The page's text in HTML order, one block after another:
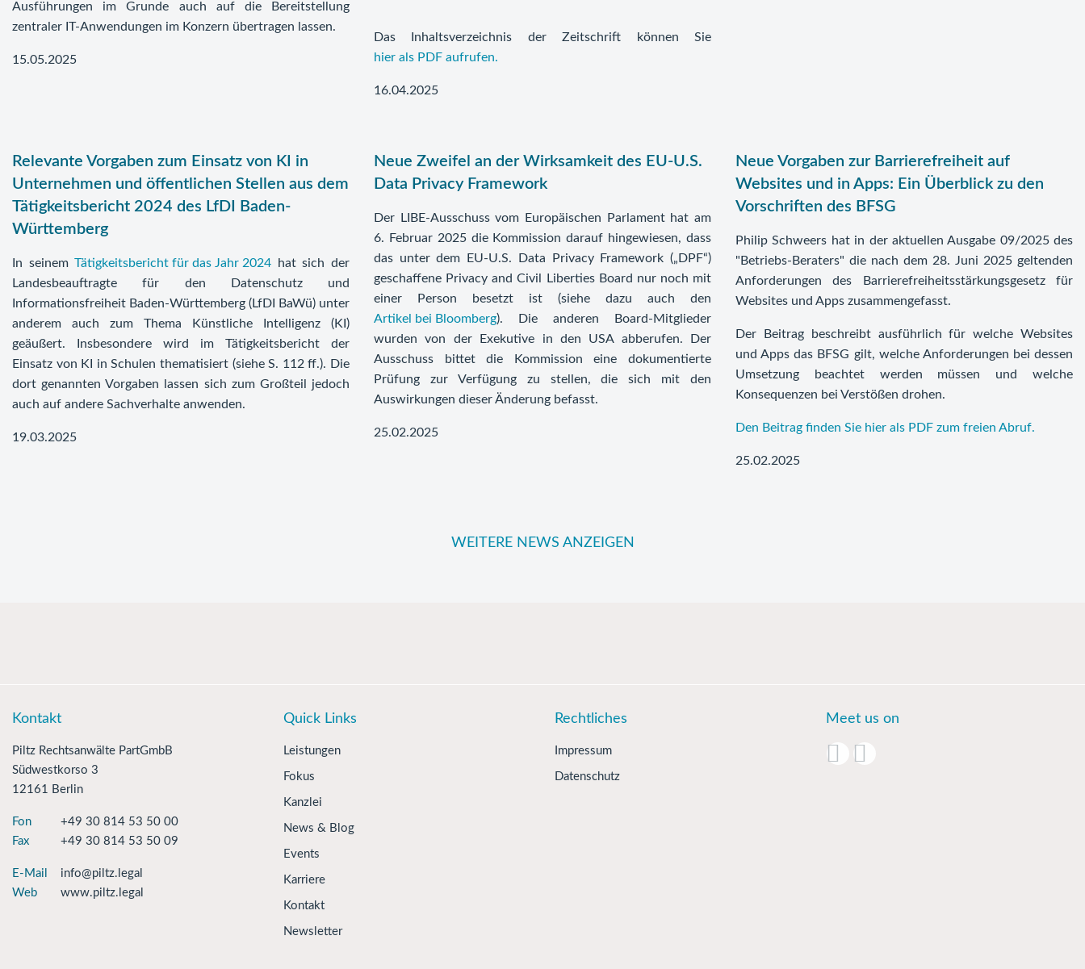
Ausführungen im Grunde auch auf die Bereitstellung
zentraler IT-Anwendungen im Konzern übertragen lassen.
15.05.2025
Das Inhaltsverzeichnis der Zeitschrift können Sie
hier als PDF aufrufen.
16.04.2025
Relevante Vorgaben zum Einsatz von KI in
Unternehmen und öffentlichen Stellen aus dem
Tätigkeitsbericht 2024 des LfDI Baden-
Württemberg
In seinemTätigkeitsbericht für das Jahr 2024 hat sich der
Landesbeauftragte für den Datenschutz und
Informationsfreiheit Baden-Württemberg (LfDI BaWü) unter
anderem auch zum Thema Künstliche Intelligenz (KI)
geäußert. Insbesondere wird im Tätigkeitsbericht der
Einsatz von KI in Schulen thematisiert (siehe S. 112 ff.). Die
dort genannten Vorgaben lassen sich zum Großteil jedoch
auch auf andere Sachverhalte anwenden.
19.03.2025
Neue Zweifel an der Wirksamkeit des EU-U.S.
Data Privacy Framework
Der LIBE-Ausschuss vom Europäischen Parlament hat am
6. Februar 2025 die Kommission darauf hingewiesen, dass
das unter dem EU-U.S. Data Privacy Framework („DPF“)
geschaffene Privacy and Civil Liberties Board nur noch mit
einer Person besetzt ist (siehe dazu auch den
Artikel bei Bloomberg). Die anderen Board-Mitglieder
wurden von der Exekutive in den USA abberufen. Der
Ausschuss bittet die Kommission eine dokumentierte
Prüfung zur Verfügung zu stellen, die sich mit den
Auswirkungen dieser Änderung befasst.
25.02.2025
Neue Vorgaben zur Barrierefreiheit auf
Websites und in Apps: Ein Überblick zu den
Vorschriften des BFSG
Philip Schweers hat in der aktuellen Ausgabe 09/2025 des
"Betriebs-Beraters" die nach dem 28. Juni 2025 geltenden
Anforderungen des Barrierefreiheitsstärkungsgesetz für
Websites und Apps zusammengefasst.
Der Beitrag beschreibt ausführlich für welche Websites
und Apps das BFSG gilt, welche Anforderungen bei dessen
Umsetzung beachtet werden müssen und welche
Konsequenzen bei Verstößen drohen.
Den Beitrag finden Sie hier als PDF zum freien Abruf.
25.02.2025
WEITERE NEWS ANZEIGEN
Kontakt
Piltz Rechtsanwälte PartGmbB
Südwestkorso 3
12161 Berlin
Fon
+49 30 814 53 50 00
Fax
+49 30 814 53 50 09
E-Mail
info@piltz.legal
Web
www.piltz.legal
Quick Links
Leistungen
Fokus
Kanzlei
News & Blog
Events
Karriere
Kontakt
Newsletter
Rechtliches
Impressum
Datenschutz
Meet us on